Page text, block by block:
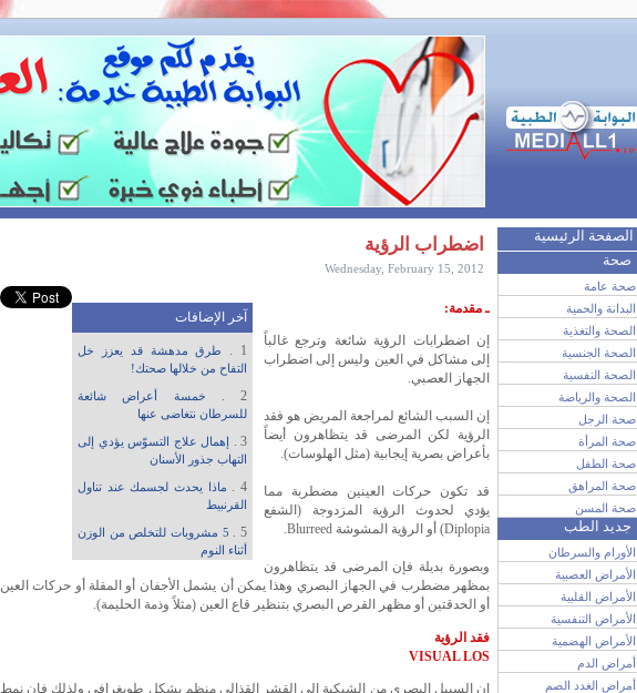
الصفحة الرئيسية
صحة
صحة عامة
البدانة والحمية
الصحة والتغذية
الصحة الجنسية
الصحة النفسية
الصحة والرياضة
صحة الرجل
صحة المرأة
صحة الطفل
صحة المراهق
صحة المسن
جديد الطب
الأورام والسرطان
الأمراض العصبية
الأمراض القلبية
الأمراض التنفسية
الأمراض الهضمية
أمراض الدم
أمراض الغدد الصم
اضطراب الرؤية
Wednesday, February 15, 2012
آخر الإضافات
1 .
طرق مدهشة قد يعزز خل
التفاح من خلالها صحتك!
2 .
خمسة أعراض شائعة
للسرطان نتغاضى عنها
3 .
إهمال علاج التسوّس يؤدي إلى
التهاب جذور الأسنان
4 .
ماذا يحدث لجسمك عند تناول
القرنبيط
5 .
5 مشروبات للتخلص من الوزن
أثناء النوم
ـ مقدمة:
إن اضطرابات الرؤية شائعة وترجع غالباً
إلى مشاكل في العين وليس إلى اضطراب
الجهاز العصبي.
إن السبب الشائع لمراجعة المريض هو فقد
الرؤية لكن المرضى قد يتظاهرون أيضاً
بأعراض بصرية إيجابية (مثل الهلوسات).
قد تكون حركات العينين مضطربة مما
يؤدي لحدوث الرؤية المزدوجة (الشفع
Diplopia) أو الرؤية المشوشة Blurreed.
وبصورة بديلة فإن المرضى قد يتظاهرون
بمظهر مضطرب في الجهاز البصري وهذا يمكن أن يشمل الأجفان أو المقلة أو حركات العين
أو الحدقتين أو مظهر القرص البصري بتنظير قاع العين (مثلاً وذمة الحليمة).
فقد الرؤية
VISUAL LOS
إن السبيل البصري من الشبكية إلى القشر القذالي منظم بشكل طوبغرافي ولذلك فإن نمط